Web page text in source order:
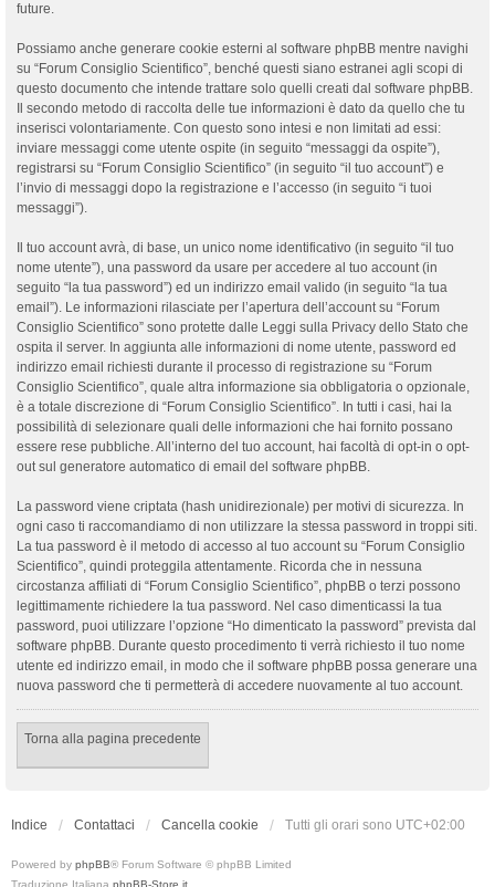
future.
Possiamo anche generare cookie esterni al software phpBB mentre navighi
su “Forum Consiglio Scientifico”, benché questi siano estranei agli scopi di
questo documento che intende trattare solo quelli creati dal software phpBB.
Il secondo metodo di raccolta delle tue informazioni è dato da quello che tu
inserisci volontariamente. Con questo sono intesi e non limitati ad essi:
inviare messaggi come utente ospite (in seguito “messaggi da ospite”),
registrarsi su “Forum Consiglio Scientifico” (in seguito “il tuo account”) e
l’invio di messaggi dopo la registrazione e l’accesso (in seguito “i tuoi
messaggi”).
Il tuo account avrà, di base, un unico nome identificativo (in seguito “il tuo
nome utente”), una password da usare per accedere al tuo account (in
seguito “la tua password”) ed un indirizzo email valido (in seguito “la tua
email”). Le informazioni rilasciate per l’apertura dell’account su “Forum
Consiglio Scientifico” sono protette dalle Leggi sulla Privacy dello Stato che
ospita il server. In aggiunta alle informazioni di nome utente, password ed
indirizzo email richiesti durante il processo di registrazione su “Forum
Consiglio Scientifico”, quale altra informazione sia obbligatoria o opzionale,
è a totale discrezione di “Forum Consiglio Scientifico”. In tutti i casi, hai la
possibilità di selezionare quali delle informazioni che hai fornito possano
essere rese pubbliche. All’interno del tuo account, hai facoltà di opt-in o opt-
out sul generatore automatico di email del software phpBB.
La password viene criptata (hash unidirezionale) per motivi di sicurezza. In
ogni caso ti raccomandiamo di non utilizzare la stessa password in troppi siti.
La tua password è il metodo di accesso al tuo account su “Forum Consiglio
Scientifico”, quindi proteggila attentamente. Ricorda che in nessuna
circostanza affiliati di “Forum Consiglio Scientifico”, phpBB o terzi possono
legittimamente richiedere la tua password. Nel caso dimenticassi la tua
password, puoi utilizzare l’opzione “Ho dimenticato la password” prevista dal
software phpBB. Durante questo procedimento ti verrà richiesto il tuo nome
utente ed indirizzo email, in modo che il software phpBB possa generare una
nuova password che ti permetterà di accedere nuovamente al tuo account.
Torna alla pagina precedente
Indice Contattaci Cancella cookie Tutti gli orari sono UTC+02:00
Powered by phpBB® Forum Software © phpBB Limited
Traduzione Italiana phpBB-Store.it